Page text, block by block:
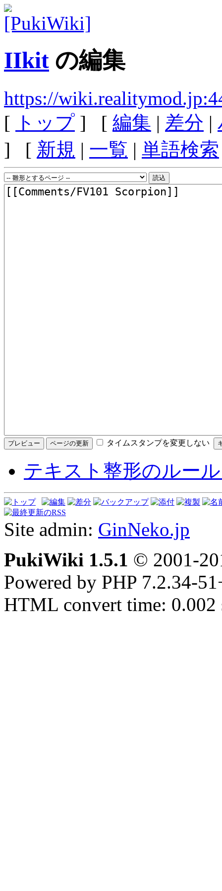
IIkit の編集
https://
[ トップ ] [ 編集 | 差分 |
] [ 新規 | 一覧 | 単語検索
タイムスタンプを変更しない
テキスト整形のルー
Site admin: GinNeko.jp
PukiWiki 1.5.1 © 2001-
Powered by PHP 7.2.34-
HTML convert time: 0.002